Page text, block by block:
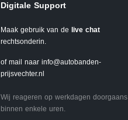
Digitale Support
Maak gebruik van de live chat
rechtsonderin.
of mail naar info@autobanden-
prijsvechter.nl
Wij reageren op werkdagen doorgaans
binnen enkele uren.